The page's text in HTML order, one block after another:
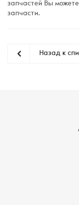
запчастей Вы
запчасти.
Назад к